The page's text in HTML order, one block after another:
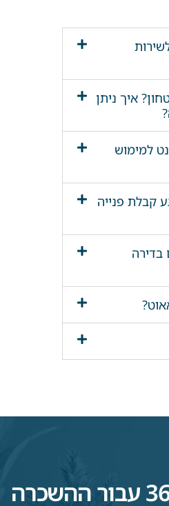
איך ניתן
למימוש
קבלת פנייה
בדירה
רוצים הגנה 360° עבור ההשכרה